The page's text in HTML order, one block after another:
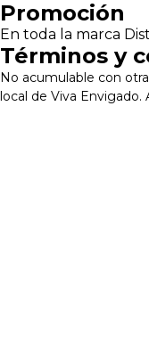
Pasar
al
contenido
principal
Promoción
En toda la marca
Términos y
No acumulable con
local de Viva